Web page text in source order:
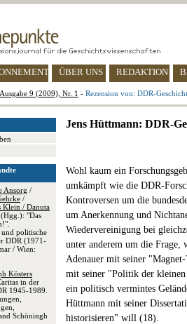
ÜBER UNS REDAKTION
Ausgabe 9 (2009), Nr. 1 - Rezension von: DDR-
Ansorg /
/
Klein / Danuta
(Hgg.): "Das
und politische
DDR (1971-
/ Wien:
Kösters
in der
1945-1989.
Schöningh
Jens Hüttmann: DDR-
Wohl kaum ein
umkämpft wie die DDR-
Kontroversen um die
um Anerkennung und
Wiedervereinigung bei
unter anderem um die Frage,
Adenauer mit seiner
mit seiner "Politik der kleinen
ein politisch vermintes
Hüttmann mit seiner
historisieren" will (18).